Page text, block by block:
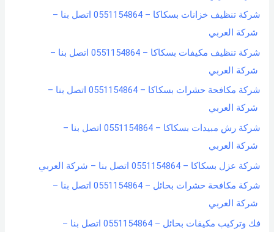
شركة تنظيف خزانات بسكاكا – 0551154864 اتصل بنا –
شركة العربي
شركة تنظيف مكيفات بسكاكا – 0551154864 اتصل بنا –
شركة العربي
شركة مكافحة حشرات بسكاكا – 0551154864 اتصل بنا –
شركة العربي
شركة رش مبيدات بسكاكا – 0551154864 اتصل بنا –
شركة العربي
شركة عزل بسكاكا – 0551154864 اتصل بنا – شركة العربي
شركة مكافحة حشرات بحائل – 0551154864 اتصل بنا –
شركة العربي
فك وتركيب مكيفات بحائل – 0551154864 اتصل بنا –